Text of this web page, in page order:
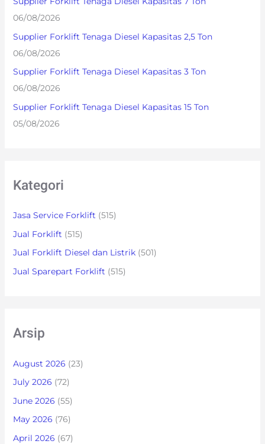
r
:06/08/2026
Supplier Forklift Tenaga Diesel Kapasitas 2,5 Ton
06/08/2026
Supplier Forklift Tenaga Diesel Kapasitas 3 Ton
06/08/2026
Supplier Forklift Tenaga Diesel Kapasitas 15 Ton
05/08/2026
Kategori
Jasa Service Forklift (515)
Jual Forklift (515)
Jual Forklift Diesel dan Listrik(501)
Jual Sparepart Forklift (515)
Arsip
August 2026 (23)
July 2026 (72)
June 2026 (55)
May 2026 (76)
April 2026 (67)